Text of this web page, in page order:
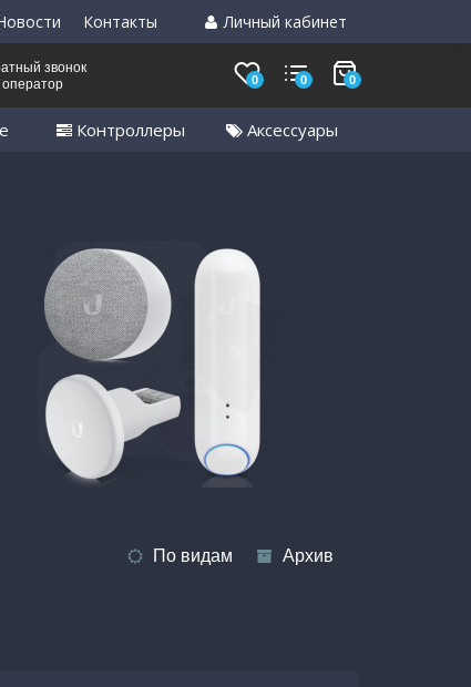
Контакты Личный кабинет
звонок
оператор
0 0 0
Контроллеры Аксессуары
Архив
По видам